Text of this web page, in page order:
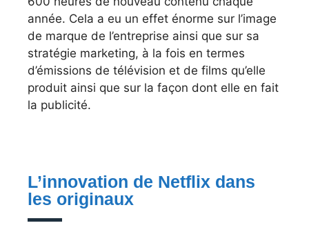
année. Cela a eu un effet énorme sur l’image
de marque de l’entreprise ainsi que sur sa
stratégie marketing, à la fois en termes
d’émissions de télévision et de films qu’elle
produit ainsi que sur la façon dont elle en fait
la publicité.
L’innovation de Netflix dans
les originaux